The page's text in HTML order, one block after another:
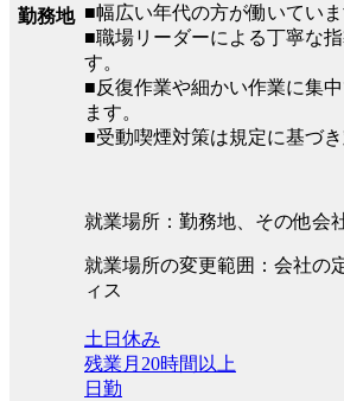
勤務地 ■幅広い年代の方が働いていま
■職場リーダーによる丁寧な
す。
■反復作業や細かい作業に集
ます。
■受動喫煙対策は規定に基づき
就業場所：勤務地、その他会
就業場所の変更範囲：会社の
ィス
土日休み
残業月20時間以上
日勤